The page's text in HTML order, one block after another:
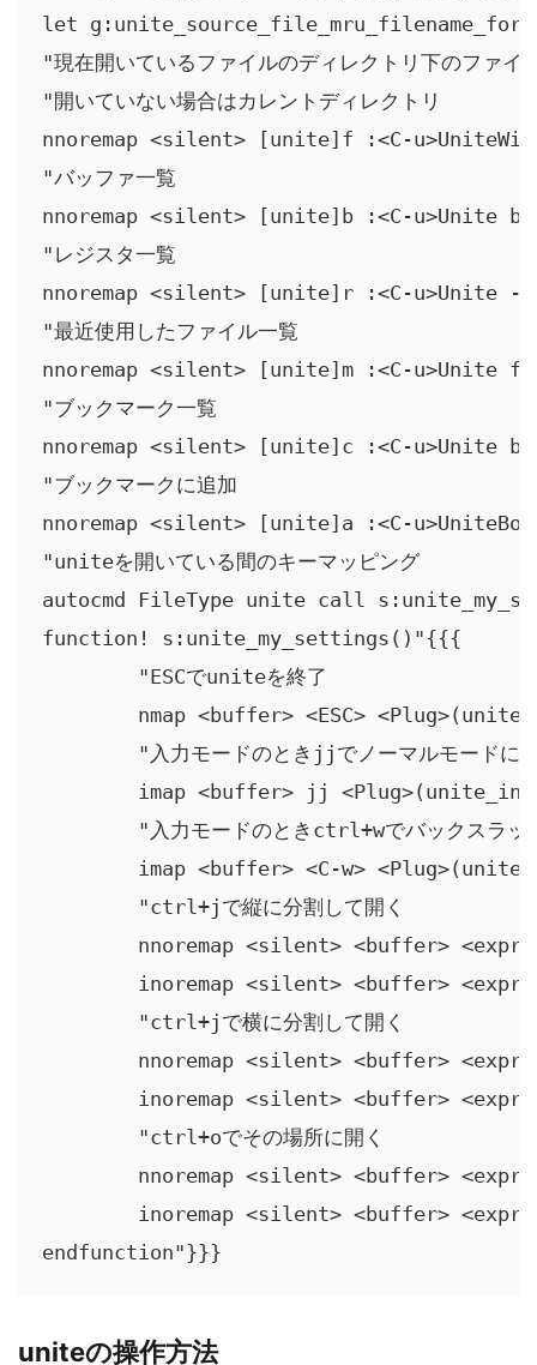
let
"現在開いているファイルのディレクトリ下のファイ
"開いていない場合はカレントディレクトリ
nnoremap <silent> [unite]f :<C-
"バッファ一覧
nnoremap <silent> [unite]b :<C-u>Unite
"レジスタ一覧
nnoremap <silent> [unite]r :<C-u>Unite -
"最近使用したファイル一覧
nnoremap <silent> [unite]m :<C-u>Unite
"ブックマーク一覧
nnoremap <silent> [unite]c :<C-u>Unite
"ブックマークに追加
nnoremap <silent> [unite]a :<C-
"uniteを開いている間のキーマッピング
autocmd FileType unite call
function! s:unite_my_settings()"{{{
endfunction"}}}
uniteの操作方法